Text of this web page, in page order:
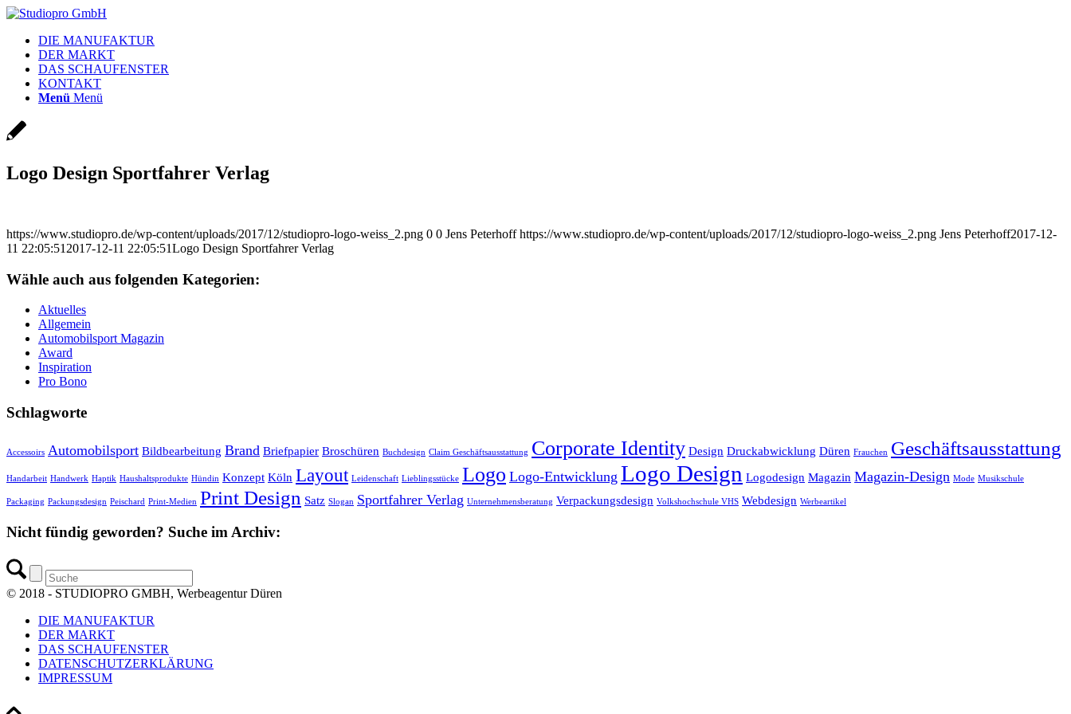
DIE MANUFAKTUR
DER MARKT
DAS SCHAUFENSTER
KONTAKT
Menü Menü
Logo Design Sportfahrer Verlag
https://www.studiopro.de/wp-content/uploads/2017/12/studiopro-logo-weiss_2.png 0 0 Jens Peterhoff https://www.studiopro.de/wp-content/uploads/2017/12/studiopro-logo-weiss_2.png Jens Peterhoff2017-12-
11 22:05:51 2017-12-11 22:05:51Logo Design Sportfahrer Verlag
Wähle auch aus folgenden Kategorien:
Aktuelles
Allgemein
Automobilsport Magazin
Award
Inspiration
Pro Bono
Schlagworte
Accessoirs Automobilsport Bildbearbeitung Brand Briefpapier Broschüren Buchdesign Claim Geschäftsausstattung Corporate Identity Design Druckabwicklung Düren Frauchen Geschäftsausstattung
Handarbeit Handwerk Haptik Haushaltsprodukte Hündin Konzept Köln Layout Leidenschaft Lieblingsstücke Logo Logo-Entwicklung Logo Design Logodesign Magazin Magazin-Design Mode Musikschule
Packaging Packungsdesign Peischard Print-Medien Print Design Satz Slogan Sportfahrer Verlag Unternehmensberatung Verpackungsdesign Volkshochschule VHS Webdesign Werbeartikel
Nicht fündig geworden? Suche im Archiv:
© 2018 - STUDIOPRO GMBH, Werbeagentur Düren
DIE MANUFAKTUR
DER MARKT
DAS SCHAUFENSTER
DATENSCHUTZERKLÄRUNG
IMPRESSUM